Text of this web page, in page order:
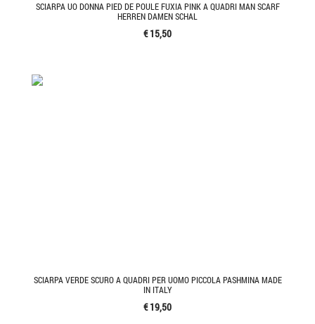
SCIARPA UO DONNA PIED DE POULE FUXIA PINK A QUADRI MAN SCARF
HERREN DAMEN SCHAL
€ 15,50
SCIARPA VERDE SCURO A QUADRI PER UOMO PICCOLA PASHMINA MADE
IN ITALY
€ 19,50